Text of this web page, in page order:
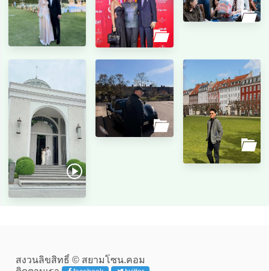
สงวนลิขสิทธิ์ © สยามโซน.คอม